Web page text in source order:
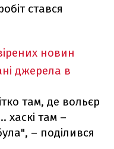
стався
новин
джерела в
там, де вольєр
хаскі там –
– поділився